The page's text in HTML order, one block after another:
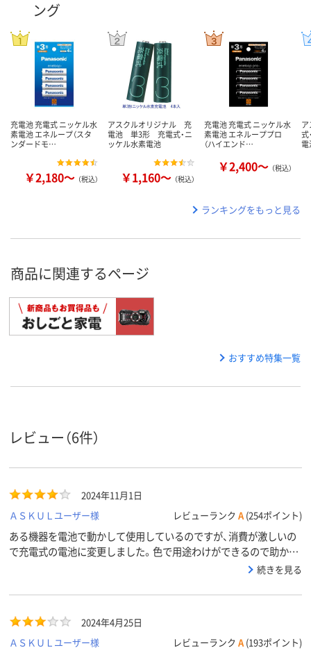
ング
充電池 充電式 ニッケル水
素電池 エネループ（スタ
ンダードモ…
￥2,180～ （税込）
アスクルオリジナル 充
電池 単3形 充電式・ニ
ッケル水素電池
￥1,160～ （税込）
充電池 充電式 ニッケル水
素電池 エネループプロ
（ハイエンド…
￥2,400～ （税込）
式
電
ランキングをもっと見る
商品に関連するページ
おすすめ特集一覧
レビュー（6件）
2024年11月1日
ＡＳＫＵＬユーザー様
レビューランク A (254ポイント)
ある機器を電池で動かして使用しているのですが、消費が激しいの
で充電式の電池に変更しました。色で用途わけができるので助かっ
続きを見る
2024年4月25日
ＡＳＫＵＬユーザー様
レビューランク A (193ポイント)